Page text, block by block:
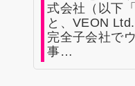
式会社（以下
と、VEON
完全子会社で
事…